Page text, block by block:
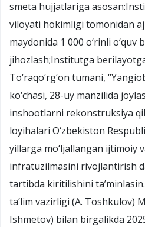
smeta hujjatlariga
viloyati hokimligi tomonidan
maydonida 1 000 o‘rinli o‘quv
jihozlash;Institutga
To‘raqo‘rg‘on tumani,
ko‘chasi, 28-uy manzilida
inshootlarni rekonstruksiya
loyihalari O‘zbekiston
yillarga mo‘ljallangan ijtimoiy
infratuzilmasini rivojlantirish
tartibda kiritilishini
ta’lim vazirligi (A. Toshkulov)
Ishmetov) bilan birgalikda